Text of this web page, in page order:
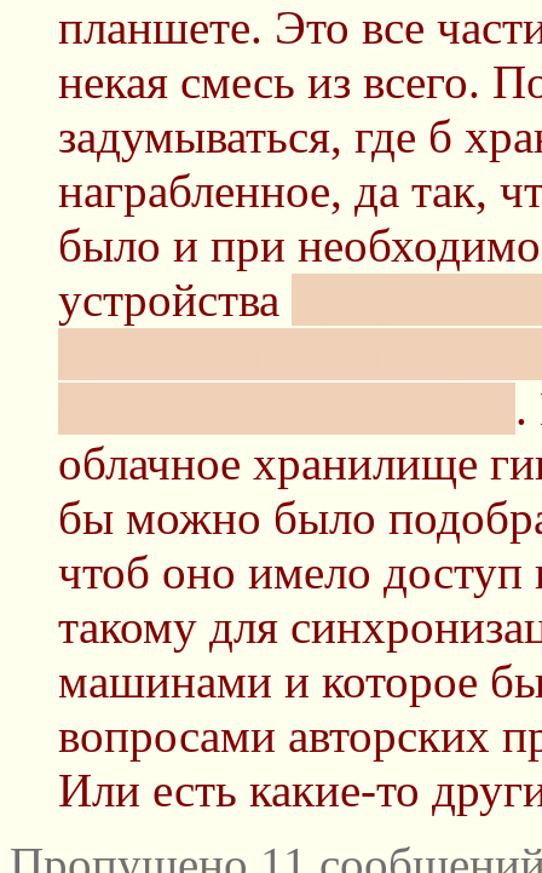
планшете. Это все
некая смесь из всего.
задумываться, где б
награбленное, да так,
было и при
устройства
.
облачное хранилище
бы можно было
чтоб оно имело
такому для
машинами и которое
вопросами авторских
Или есть какие-то